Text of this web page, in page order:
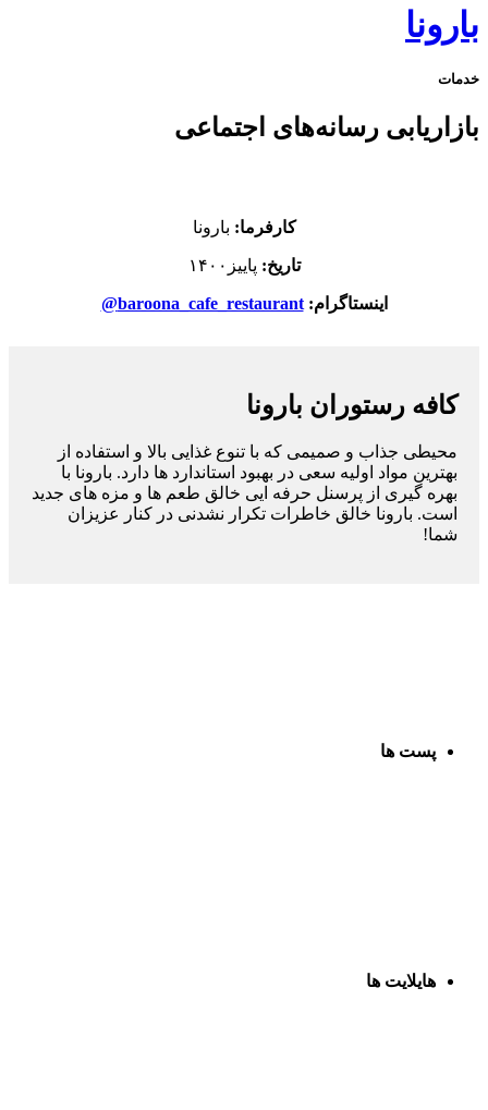
بارونا
خدمات
بازاریابی رسانه‌های اجتماعی
کارفرما: بارونا
تاریخ: پاییز۱۴۰۰
اینستاگرام:baroona_cafe_restaurant@
کافه رستوران بارونا
محیطی جذاب و صمیمی که با تنوع غذایی بالا و استفاده از
بهترین مواد اولیه سعی در بهبود استاندارد ها دارد. بارونا با
بهره گیری از پرسنل حرفه ایی خالق طعم ها و مزه های جدید
است. بارونا خالق خاطرات تکرار نشدنی در کنار عزیزان
شما!
پست ها
هایلایت ها